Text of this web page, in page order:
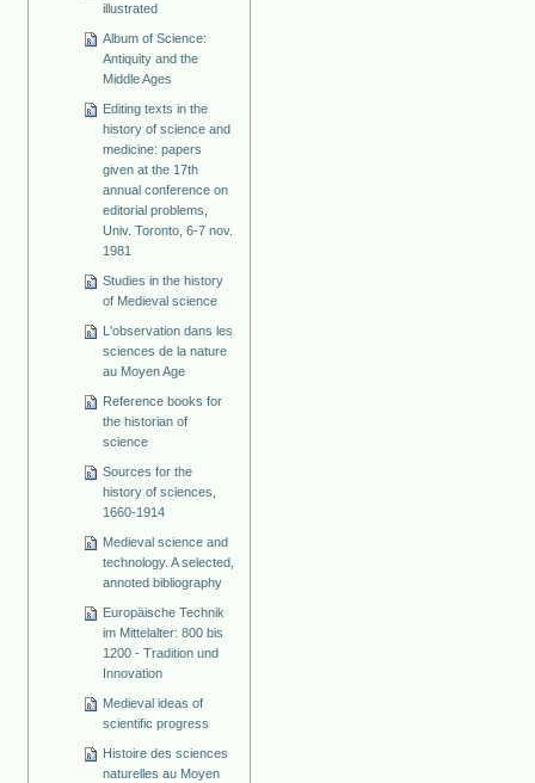
illustrated
Album of Science:
Antiquity and the
Middle Ages
Editing texts in the
history of science and
medicine: papers
given at the 17th
annual conference on
editorial problems,
Univ. Toronto, 6-7 nov.
1981
Studies in the history
of Medieval science
L'observation dans les
sciences de la nature
au Moyen Age
Reference books for
the historian of
science
Sources for the
history of sciences,
1660-1914
Medieval science and
technology. A selected,
annoted bibliography
Europäische Technik
im Mittelalter: 800 bis
1200 - Tradition und
Innovation
Medieval ideas of
scientific progress
Histoire des sciences
naturelles au Moyen